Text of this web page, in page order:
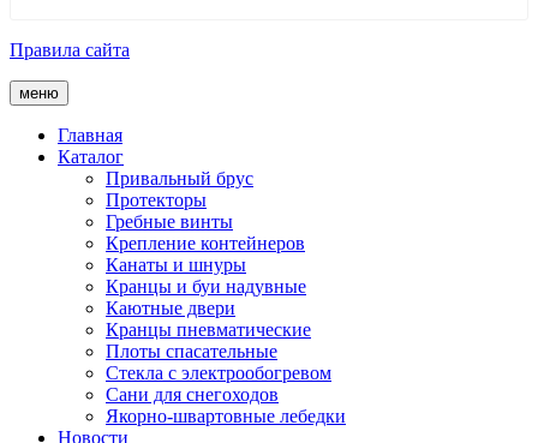
Правила сайта
меню
Главная
Каталог
Привальный брус
Протекторы
Гребные винты
Крепление контейнеров
Канаты и шнуры
Кранцы и буи надувные
Каютные двери
Кранцы пневматические
Плоты спасательные
Стекла с электрообогревом
Сани для снегоходов
Якорно-швартовные лебедки
Новости